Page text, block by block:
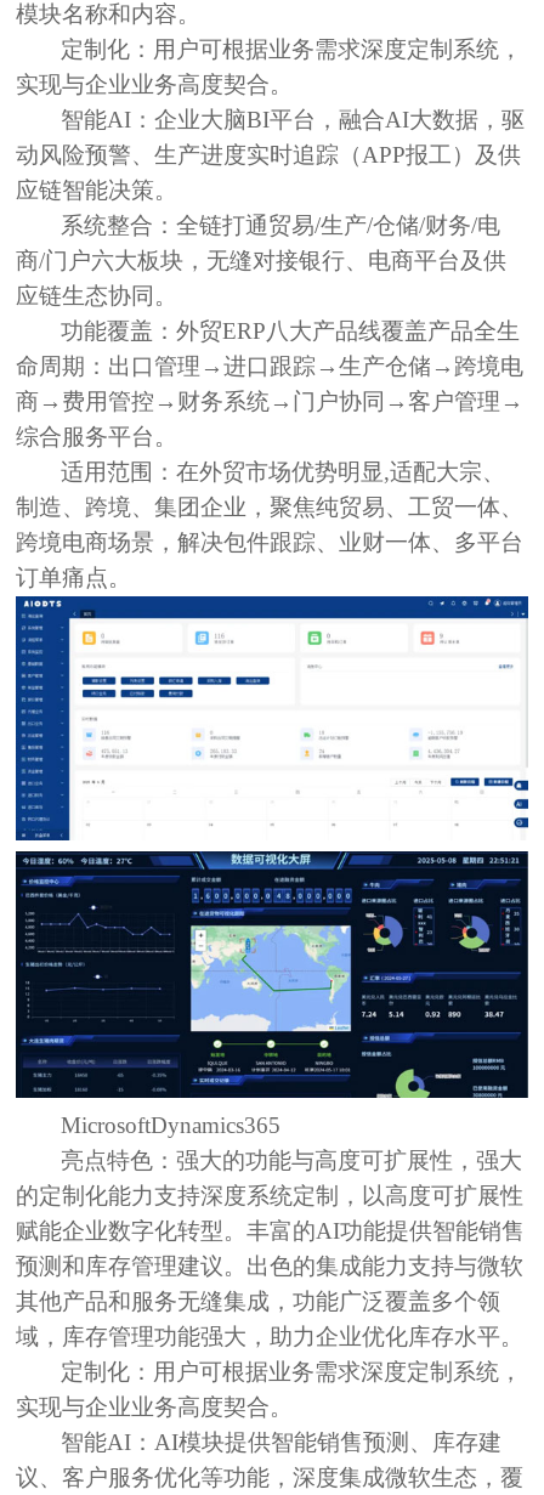
模块名称和内容。
定制化： 用户可根据业务需求深度定制系统，
实现与企业业务高度契合。
智能AI：企业大脑BI平台，融合AI大数据，驱
动风险预警、生产进度实时追踪（APP报工）及供
应链智能决策。
系统整合：全链打通贸易/生产/仓储/财务/电
商/门户六大板块，无缝对接银行、电商平台及供
应链生态协同。
功能覆盖：外贸ERP八大产品线覆盖产品全生
命周期：出口管理→进口跟踪→生产仓储→跨境电
商→费用管控→财务系统→门户协同→客户管理→
综合服务平台。
适用范围：在外贸市场优势明显,适配大宗、
制造、跨境、集团企业，聚焦纯贸易、工贸一体、
跨境电商场景，解决包件跟踪、业财一体、多平台
订单痛点。
MicrosoftDynamics365
亮点特色：强大的功能与高度可扩展性，强大
的定制化能力支持深度系统定制，以高度可扩展性
赋能企业数字化转型。丰富的AI功能提供智能销售
预测和库存管理建议。出色的集成能力支持与微软
其他产品和服务无缝集成，功能广泛覆盖多个领
域，库存管理功能强大，助力企业优化库存水平。
定制化： 用户可根据业务需求深度定制系统，
实现与企业业务高度契合。
智能AI： AI模块提供智能销售预测、库存建
议、客户服务优化等功能，深度集成微软生态，覆